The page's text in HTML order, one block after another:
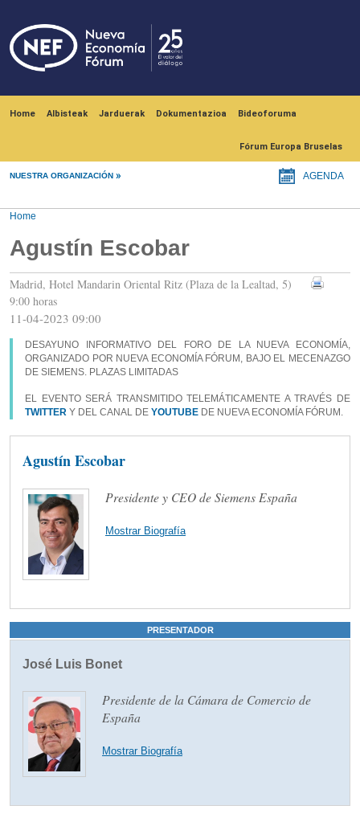
Home Albisteak Jarduerak Dokumentazioa Bideoforuma
Fórum Europa Bruselas
NUESTRA ORGANIZACIÓN AGENDA
Home
Agustín Escobar
Madrid, Hotel Mandarin Oriental Ritz (Plaza de la Lealtad, 5)
9:00 horas
11-04-2023 09:00
DESAYUNO INFORMATIVO DEL FORO DE LA NUEVA ECONOMÍA,
ORGANIZADO POR NUEVA ECONOMÍA FÓRUM, BAJO EL MECENAZGO
DE SIEMENS. PLAZAS LIMITADAS
EL EVENTO SERÁ TRANSMITIDO TELEMÁTICAMENTE A TRAVÉS DE
TWITTER Y DEL CANAL DE YOUTUBE DE NUEVA ECONOMÍA FÓRUM.
Agustín Escobar
Presidente y CEO de Siemens España
Mostrar Biografía
PRESENTADOR
José Luis Bonet
Presidente de la Cámara de Comercio de
España
Mostrar Biografía